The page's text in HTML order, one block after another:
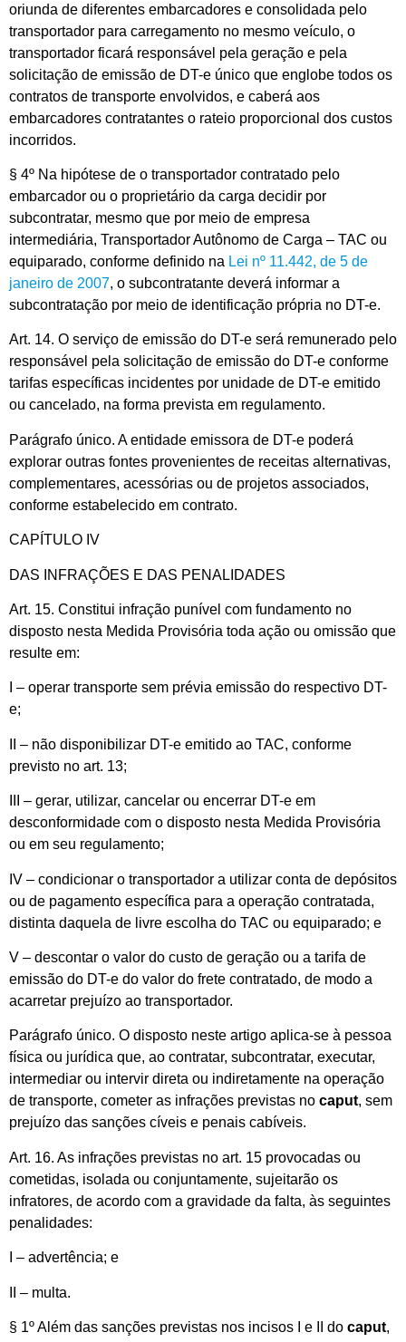
oriunda de diferentes embarcadores e consolidada pelo
transportador para carregamento no mesmo veículo, o
transportador ficará responsável pela geração e pela
solicitação de emissão de DT-e único que englobe todos os
contratos de transporte envolvidos, e caberá aos
embarcadores contratantes o rateio proporcional dos custos
incorridos.
§ 4º Na hipótese de o transportador contratado pelo
embarcador ou o proprietário da carga decidir por
subcontratar, mesmo que por meio de empresa
intermediária, Transportador Autônomo de Carga – TAC ou
equiparado, conforme definido na Lei nº 11.442, de 5 de
janeiro de 2007, o subcontratante deverá informar a
subcontratação por meio de identificação própria no DT-e.
Art. 14. O serviço de emissão do DT-e será remunerado pelo
responsável pela solicitação de emissão do DT-e conforme
tarifas específicas incidentes por unidade de DT-e emitido
ou cancelado, na forma prevista em regulamento.
Parágrafo único. A entidade emissora de DT-e poderá
explorar outras fontes provenientes de receitas alternativas,
complementares, acessórias ou de projetos associados,
conforme estabelecido em contrato.
CAPÍTULO IV
DAS INFRAÇÕES E DAS PENALIDADES
Art. 15. Constitui infração punível com fundamento no
disposto nesta Medida Provisória toda ação ou omissão que
resulte em:
I – operar transporte sem prévia emissão do respectivo DT-
e;
II – não disponibilizar DT-e emitido ao TAC, conforme
previsto no art. 13;
III – gerar, utilizar, cancelar ou encerrar DT-e em
desconformidade com o disposto nesta Medida Provisória
ou em seu regulamento;
IV – condicionar o transportador a utilizar conta de depósitos
ou de pagamento específica para a operação contratada,
distinta daquela de livre escolha do TAC ou equiparado; e
V – descontar o valor do custo de geração ou a tarifa de
emissão do DT-e do valor do frete contratado, de modo a
acarretar prejuízo ao transportador.
Parágrafo único. O disposto neste artigo aplica-se à pessoa
física ou jurídica que, ao contratar, subcontratar, executar,
intermediar ou intervir direta ou indiretamente na operação
de transporte, cometer as infrações previstas no caput, sem
prejuízo das sanções cíveis e penais cabíveis.
Art. 16. As infrações previstas no art. 15 provocadas ou
cometidas, isolada ou conjuntamente, sujeitarão os
infratores, de acordo com a gravidade da falta, às seguintes
penalidades:
I – advertência; e
II – multa.
§ 1º Além das sanções previstas nos incisos I e II do caput,